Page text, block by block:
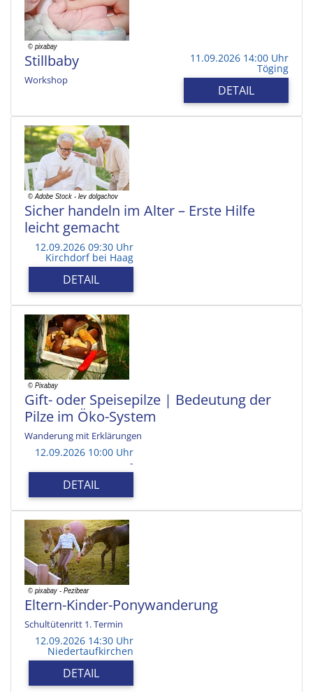
Stillbaby
Workshop
11.09.2026 14:00 Uhr
Töging
DETAIL
Sicher handeln im Alter – Erste Hilfe
leicht gemacht
12.09.2026 09:30 Uhr
Kirchdorf bei Haag
DETAIL
Gift- oder Speisepilze | Bedeutung der
Pilze im Öko-System
Wanderung mit Erklärungen
12.09.2026 10:00 Uhr
-
DETAIL
Eltern-Kinder-Ponywanderung
Schultütenritt 1. Termin
12.09.2026 14:30 Uhr
Niedertaufkirchen
DETAIL